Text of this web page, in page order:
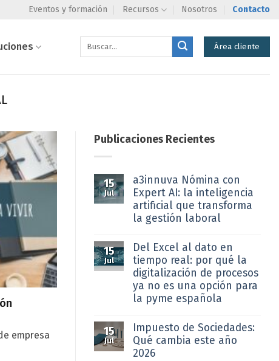
Eventos y formación Recursos Nosotros Contacto
Área cliente
empresa
Publicaciones Recientes
15
Jul
a3innuva Nómina con
Expert AI: la inteligencia
artificial que transforma
la gestión laboral
15
Jul
Del Excel al dato en
tiempo real: por qué la
digitalización de procesos
ya no es una opción para
la pyme española
15
Jul
Impuesto de Sociedades:
Qué cambia este año
2026